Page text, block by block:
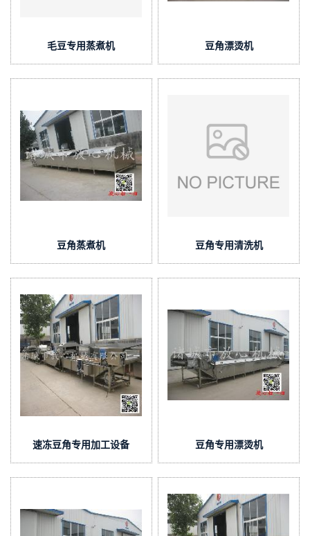
毛豆专用蒸煮机 豆角漂烫机
豆角蒸煮机 豆角专用清洗机
速冻豆角专用加工设备 豆角专用漂烫机